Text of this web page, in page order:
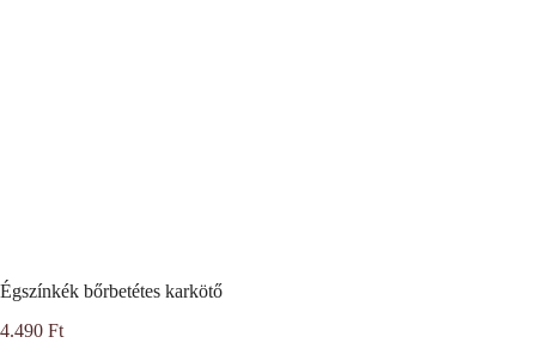
Égszínkék bőrbetétes karkötő
4.490 Ft